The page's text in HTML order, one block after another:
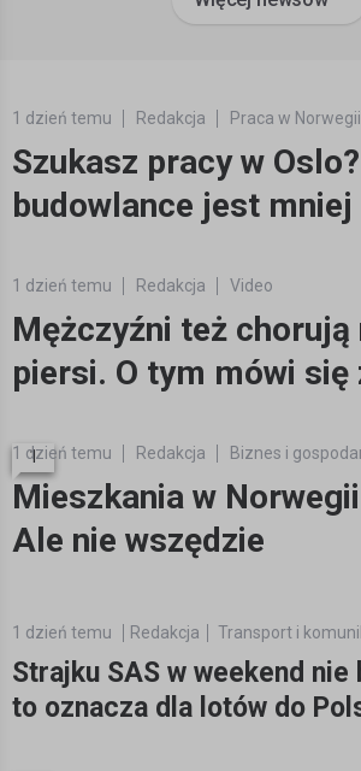
1 dzień temu Redakcja Praca w Norwegii
Szukasz pracy w
budowlance jest
1 dzień temu Redakcja Video
Mężczyźni też chorują
piersi. O tym mówi się
1
1 dzień temu Redakcja Biznes i
Mieszkania w
Ale nie wszędzie
1 dzień temu Redakcja Transport i
Strajku SAS w weekend nie
to oznacza dla lotów do